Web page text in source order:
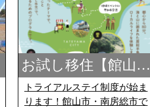
お試し移住【館山…
トライアルステイ制度が始ま
ります！館山市・南房総市で